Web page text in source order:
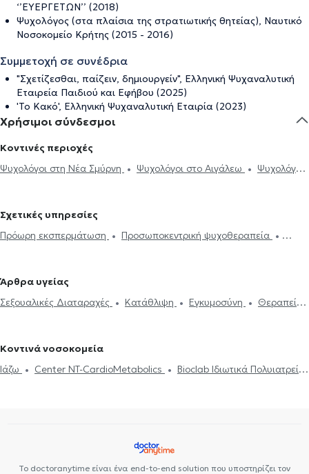
‘’ΕΥΕΡΓΕΤΩΝ’’ (2018)
Ψυχολόγος (στα πλαίσια της στρατιωτικής θητείας), Ναυτικό
Νοσοκομείο Κρήτης (2015 - 2016)
Συμμετοχή σε συνέδρια
"Σχετίζεσθαι, παίζειν, δημιουργείν", Ελληνική Ψυχαναλυτική
Εταιρεία Παιδιού και Εφήβου (2025)
'To Kακό', Ελληνική Ψυχαναλυτική Εταιρία (2023)
Χρήσιμοι σύνδεσμοι
Κοντινές περιοχές
Ψυχολόγοι στη Νέα Σμύρνη
Ψυχολόγοι στο Αιγάλεω
Ψυχολόγοι
Πατήσια
Ψυχολόγοι στο Χαϊδάρι
Ψυχολόγοι στον Άγιο Ελευθέριο
Ψυχολόγοι στην Πετρούπολη
Ψυχολόγοι στα Άνω Πατήσια
Νέα Φιλαδέλφεια
Ψυχολόγοι στην Αγία Βαρβάρα
Ψυχολόγοι
Σχετικές υπηρεσίες
Πρόωρη εκσπερμάτωση
Προσωποκεντρική ψυχοθεραπεία
και παιδιών
Ομαδική ψυχοθεραπεία
ενδυνάμωση
Συμβουλευτική φροντιστών ατόμων με άνοια
Life
Ψυχογενής Βουλιμία - Ψυχογενής Ανορεξία
Κρίση πανικού
Άρθρα υγείας
Σεξουαλικές Διαταραχές
Κατάθλιψη Εγκυμοσύνη
Θεραπεία
διαδίκτυο
ΔΕΠΥ Κρίση πανικού
Εθισμός
Τεστ επαγγελματικού προσανατολισμού
Κοντινά νοσοκομεία
Ιάζω
Center NT-CardioMetabolics
Bioclab Ιδιωτικά Πολυιατρεία
Το doctoranytime είναι ένα end-to-end solution που υποστηρίζει τον